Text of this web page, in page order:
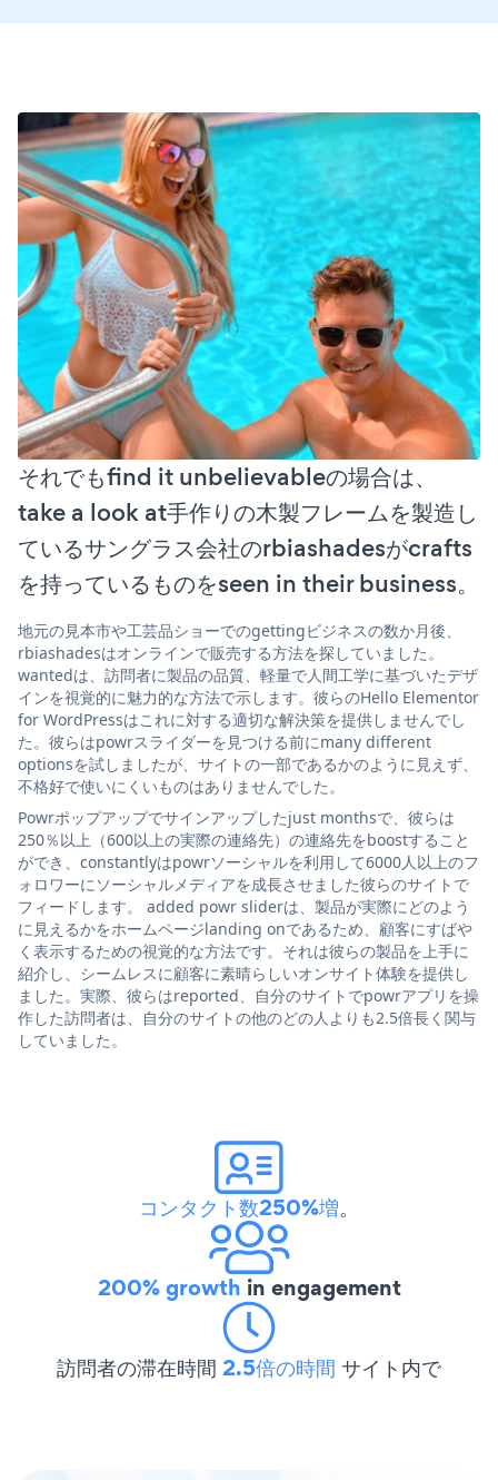
それでもfind it unbelievableの場合は、
take a look at手作りの木製フレームを製造し
ているサングラス会社のrbiashadesがcrafts
を持っているものをseen in their business。
地元の見本市や工芸品ショーでのgettingビジネスの数か月後、
rbiashadesはオンラインで販売する方法を探していました。
wantedは、訪問者に製品の品質、軽量で人間工学に基づいたデザ
インを視覚的に魅力的な方法で示します。彼らのHello Elementor
for WordPressはこれに対する適切な解決策を提供しませんでし
た。彼らはpowrスライダーを見つける前にmany different
optionsを試しましたが、サイトの一部であるかのように見えず、
不格好で使いにくいものはありませんでした。
Powrポップアップでサインアップしたjust monthsで、彼らは
250％以上（600以上の実際の連絡先）の連絡先をboostすること
ができ、constantlyはpowrソーシャルを利用して6000人以上のフ
ォロワーにソーシャルメディアを成長させました彼らのサイトで
フィードします。 added powr sliderは、製品が実際にどのよう
に見えるかをホームページlanding onであるため、顧客にすばや
く表示するための視覚的な方法です。それは彼らの製品を上手に
紹介し、シームレスに顧客に素晴らしいオンサイト体験を提供し
ました。実際、彼らはreported、自分のサイトでpowrアプリを操
作した訪問者は、自分のサイトの他のどの人よりも2.5倍長く関与
していました。
コンタクト数250%増。
200% growth in engagement
訪問者の滞在時間 2.5倍の時間 サイト内で